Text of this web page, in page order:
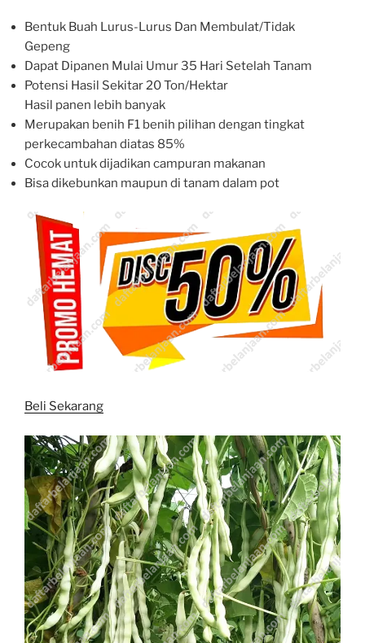
Bentuk Buah Lurus-Lurus Dan Membulat/Tidak
Gepeng
Dapat Dipanen Mulai Umur 35 Hari Setelah Tanam
Potensi Hasil Sekitar 20 Ton/Hektar
Hasil panen lebih banyak
Merupakan benih F1 benih pilihan dengan tingkat
perkecambahan diatas 85%
Cocok untuk dijadikan campuran makanan
Bisa dikebunkan maupun di tanam dalam pot
Beli Sekarang